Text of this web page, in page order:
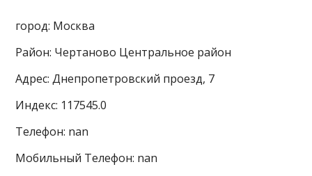
город: Москва
Район: Чертаново Центральное район
Адрес: Днепропетровский проезд, 7
Индекс: 117545.0
Телефон: nan
Мобильный Телефон: nan